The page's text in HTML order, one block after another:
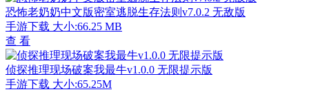
恐怖老奶奶中文版密室逃脱生存法则v7.0.2 无敌版
手游下载 大小:66.25 MB
查 看
侦探推理现场破案我最牛v1.0.0 无限提示版
手游下载 大小:65.25M